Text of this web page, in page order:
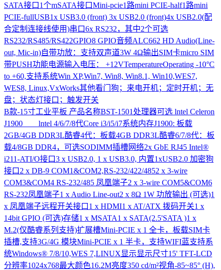
SATA接口1个mSATA接口Mini-pcie1路mini PCIE-half1路mini
PCIE-fullUSB1x USB3.0 (front) 3x USB2.0 (front)4x USB2.0(配
合定制连接线使用)串口6x RS232，其中2个可选
RS232/RS485/RS422GPIO8 GPIO音频ALC662 HD Audio(Line-
out, Mic-in)自带功放：支持双声道3W 4Ω输出SIM卡micro SIM
带PUSH功能电源输入电压： +12VTemperatureOperating -10°C
to +60,支持系统Win XP,Win7, Win8, Win8.1, Win10,WES7,
WES8, Linux,VxWorks其他看门狗；来电开机；定时开机；无
盘；状态灯接口；触发开关
B款-15寸工业平板 产品名称BST-1501处理器可选 lntel Celeron
J1900 lntel 4/6/7/8代Core i3/i5/i7系统内存J1900: 板载
2GB/4GB DDR3L酷睿4代：板载4GB DDR3L酷睿6/7/8代：板
载4/8GB DDR4，可选SODIMM插槽网络2x GbE RJ45 Intel®
i211-ATI/O接口3 x USB2.0, 1 x USB3.0, 内置1xUSB2.0 加密狗
接口2 x DB-9 COM1&COM2,RS-232/422/4852 x 3-wire
COM3&COM4 RS-232/485 凤凰端子2 x 3-wire COM5&COM6
RS-232凤凰端子1 x Audio Line-out2 x 8Ω 1W 功放输出 (可选)1
x 凤凰端子远程开关接口1 x HDMI1 x AT/ATX 拨码开关1 x
14bit GPIO (可选)存储1 x MSATA1 x SATA(2.5'SATA )1 x
M.2(仅酷睿系列支持)扩展槽Mini-PCIE x 1 全卡，板载SIM卡
插槽,支持3G/4G 模块Mini-PCIE x 1 半卡，支持WIFI蓝支持系
统Windows® 7/8/10,WES 7,LINUX显示显示尺寸15' TFT-LCD
分辨率1024x768最大颜色16.2M亮度350 cd/m²视角-85~85° (H),